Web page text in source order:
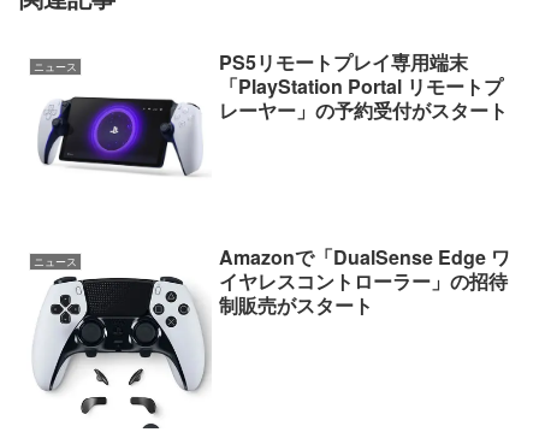
ニュース
PS5リモートプレイ専用端末
「PlayStation Portal リモートプ
レーヤー」の予約受付がスタート
ニュース
Amazonで「DualSense Edge ワ
イヤレスコントローラー」の招待
制販売がスタート